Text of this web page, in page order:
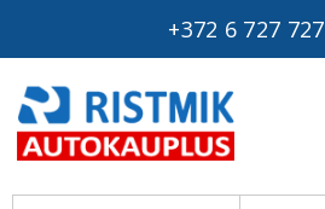
+372 6 727 727